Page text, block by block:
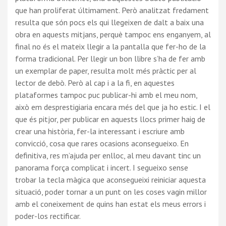
que han proliferat últimament. Però analitzat fredament
resulta que són pocs els qui llegeixen de dalt a baix una
obra en aquests mitjans, perquè tampoc ens enganyem, al
final no és el mateix llegir a la pantalla que fer-ho de la
forma tradicional. Per llegir un bon llibre s’ha de fer amb
un exemplar de paper, resulta molt més pràctic per al
lector de debò. Però al cap i a la fi, en aquestes
plataformes tampoc puc publicar-hi amb el meu nom,
això em desprestigiaria encara més del que ja ho estic. I el
que és pitjor, per publicar en aquests llocs primer haig de
crear una història, fer-la interessant i escriure amb
convicció, cosa que rares ocasions aconsegueixo. En
definitiva, res m’ajuda per enlloc, al meu davant tinc un
panorama força complicat i incert. I segueixo sense
trobar la tecla màgica que aconsegueixi reiniciar aquesta
situació, poder tornar a un punt on les coses vagin millor
amb el coneixement de quins han estat els meus errors i
poder-los rectificar.